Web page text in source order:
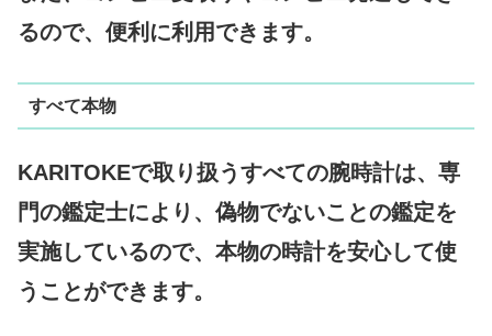
るので、便利に利用できます。
すべて本物
KARITOKEで取り扱うすべての腕時計は、専
門の鑑定士により、偽物でないことの鑑定を
実施しているので、本物の時計を安心して使
うことができます。